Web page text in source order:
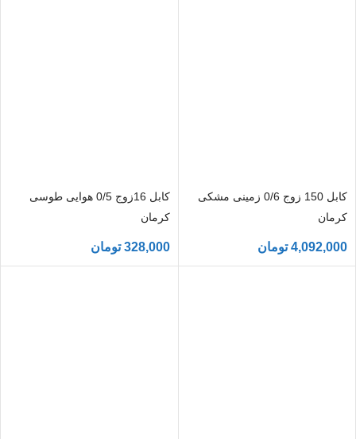
کابل 150 زوج 0/6 زمینی مشکی
کرمان
4,092,000 تومان
کابل 16زوج 0/5 هوایی طوسی
کرمان
328,000 تومان